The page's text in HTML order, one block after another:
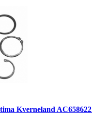
Kverneland